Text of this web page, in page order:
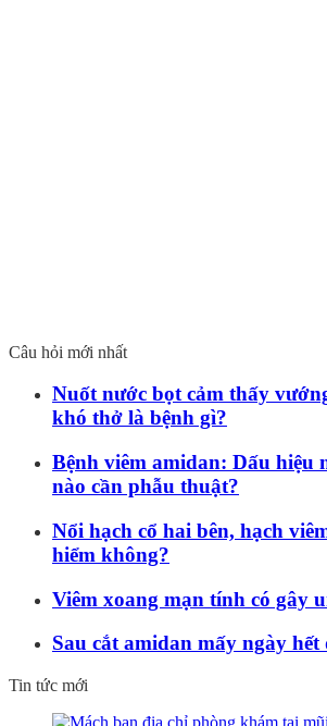
Câu hỏi mới nhất
Nuốt nước bọt cảm thấy
khó thở là bệnh gì?
Bệnh viêm amidan: Dấu hiệu
nào cần phẫu thuật?
Nổi hạch cổ hai bên, hạch
hiểm không?
Viêm xoang mạn tính có gây
Sau cắt amidan mấy ngày hết
Tin tức mới